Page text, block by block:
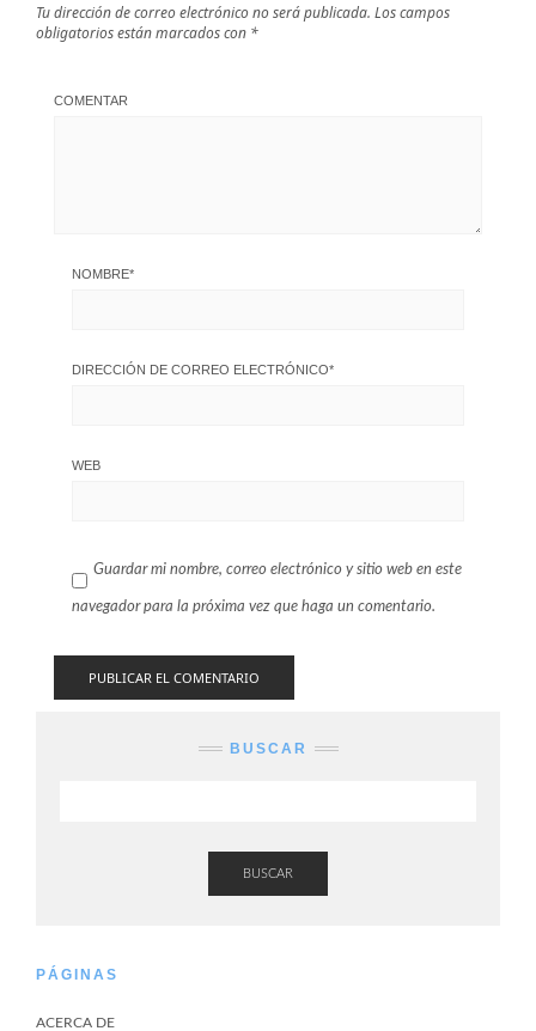
Tu dirección de correo electrónico no será publicada. Los campos
obligatorios están marcados con *
COMENTAR
NOMBRE*
DIRECCIÓN DE CORREO ELECTRÓNICO*
WEB
Guardar mi nombre, correo electrónico y sitio web en este
navegador para la próxima vez que haga un comentario.
BUSCAR
BUSCAR
PÁGINAS
ACERCA DE